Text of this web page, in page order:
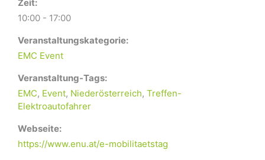
Zeit:
10:00 - 17:00
Veranstaltungskategorie:
EMC Event
Veranstaltung-Tags:
EMC, Event, Niederösterreich, Treffen-
Elektroautofahrer
Webseite:
https://www.enu.at/e-mobilitaetstag